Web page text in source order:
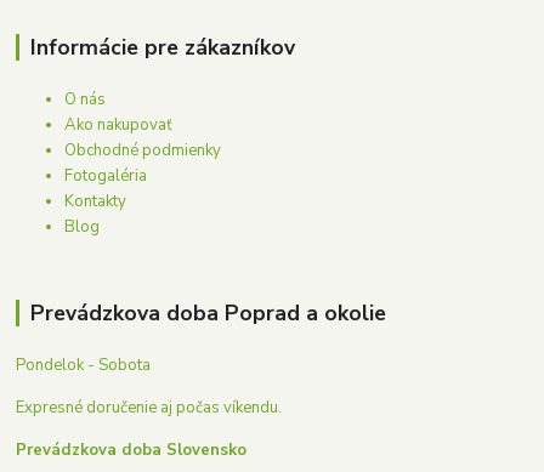
Informácie pre zákazníkov
O nás
Ako nakupovať
Obchodné podmienky
Fotogaléria
Kontakty
Blog
Prevádzkova doba Poprad a okolie
Pondelok - Sobota
Expresné doručenie aj počas víkendu.
Prevádzkova doba Slovensko